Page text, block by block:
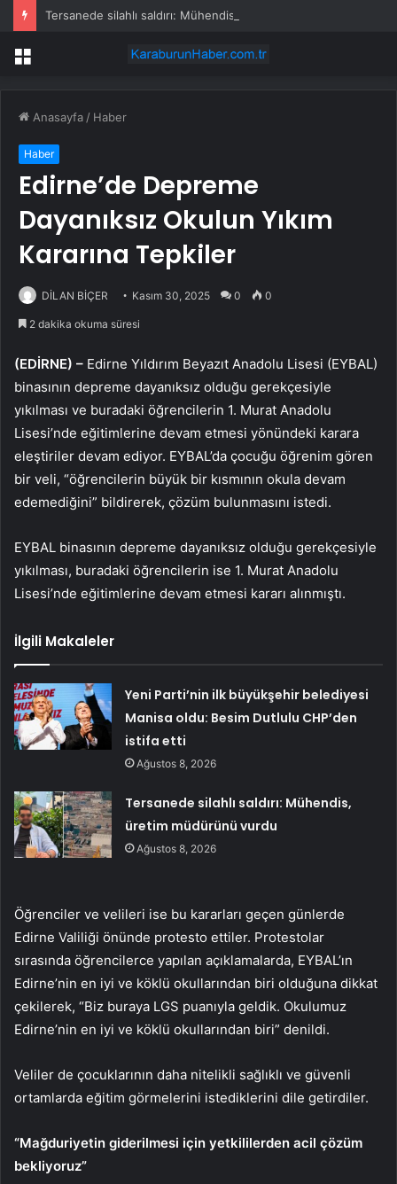
Menü
Anasayfa / Haber
Haber
Edirne’de Depreme
Dayanıksız Okulun Yıkım
Kararına Tepkiler
DİLAN BİÇER Kasım 30, 2025 0 0
2 dakika okuma süresi
(EDİRNE) – Edirne Yıldırım Beyazıt Anadolu Lisesi (EYBAL)
binasının depreme dayanıksız olduğu gerekçesiyle
yıkılması ve buradaki öğrencilerin 1. Murat Anadolu
Lisesi’nde eğitimlerine devam etmesi yönündeki karara
eleştiriler devam ediyor. EYBAL’da çocuğu öğrenim gören
bir veli, “öğrencilerin büyük bir kısmının okula devam
edemediğini” bildirerek, çözüm bulunmasını istedi.
EYBAL binasının depreme dayanıksız olduğu gerekçesiyle
yıkılması, buradaki öğrencilerin ise 1. Murat Anadolu
Lisesi’nde eğitimlerine devam etmesi kararı alınmıştı.
İlgili Makaleler
Yeni Parti’nin ilk büyükşehir belediyesi
Manisa oldu: Besim Dutlulu CHP’den
istifa etti
Ağustos 8, 2026
Tersanede silahlı saldırı: Mühendis,
üretim müdürünü vurdu
Ağustos 8, 2026
Öğrenciler ve velileri ise bu kararları geçen günlerde
Edirne Valiliği önünde protesto ettiler. Protestolar
sırasında öğrencilerce yapılan açıklamalarda, EYBAL’ın
Edirne’nin en iyi ve köklü okullarından biri olduğuna dikkat
çekilerek, “Biz buraya LGS puanıyla geldik. Okulumuz
Edirne’nin en iyi ve köklü okullarından biri” denildi.
Veliler de çocuklarının daha nitelikli sağlıklı ve güvenli
ortamlarda eğitim görmelerini istediklerini dile getirdiler.
“Mağduriyetin giderilmesi için yetkililerden acil çözüm
bekliyoruz”